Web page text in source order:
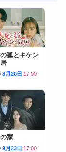
狐とキケン
8月20日 17:00
家
9月23日 17:00